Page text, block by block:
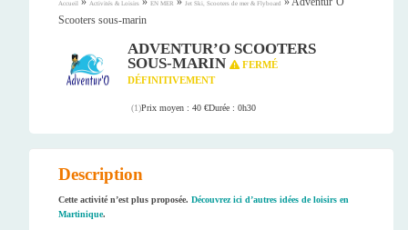
Accueil Activités & Loisirs EN MER Jet Ski, Scooters de mer & Flyboard
Scooters sous-marin
ADVENTUR’O SCOOTERS
SOUS-MARIN
FERMÉ
DÉFINITIVEMENT
(1)Prix moyen : 40 €Durée : 0h30
Description
Cette activité n’est plus proposée. Découvrez ici d’autres idées de loisirs en
Martinique.